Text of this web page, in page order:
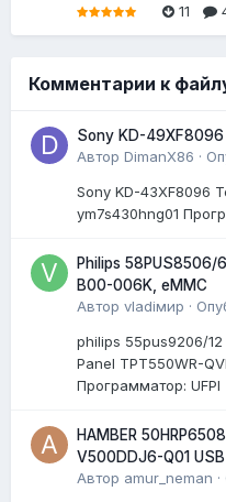
11
Комментарии к
Sony KD-49XF8096
Автор DimanX86 ·
Sony KD-43XF8096
ym7s430hng01
Philips 58PUS8506/
B00-006K, eMMC
Автор vladiмир ·
philips 55pus9206/12
Panel TPT550WR-
Программатор:
HAMBER
V500DDJ6-Q01
Автор amur_neman ·